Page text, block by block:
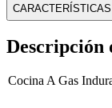
Peso
52.9
Tapa de vidrio
Sí
Tipo de
A
CARACTERÍSTICAS
Descripción
Cocina A Gas